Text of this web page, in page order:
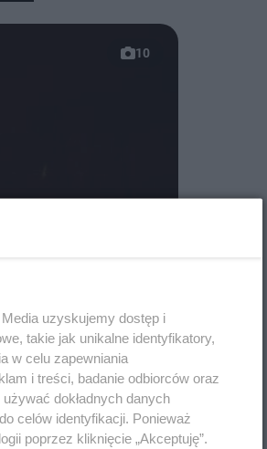
10
uzyskujemy dostęp i
takie jak unikalne identyfikatory,
w celu zapewniania
i treści, badanie odbiorców oraz
dokładnych danych
celów identyfikacji. Ponieważ
poprzez kliknięcie „Akceptuję”.